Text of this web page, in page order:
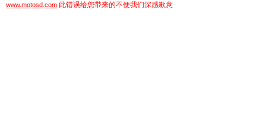
www.motosd.com 此错误给您带来的不便我们深感歉意